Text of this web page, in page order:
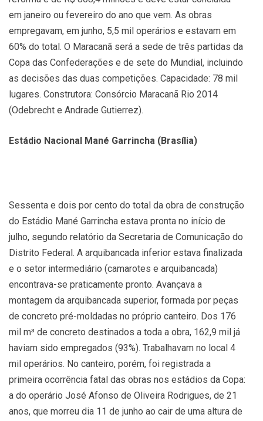
em janeiro ou fevereiro do ano que vem. As obras
empregavam, em junho, 5,5 mil operários e estavam em
60% do total. O Maracanã será a sede de três partidas da
Copa das Confederações e de sete do Mundial, incluindo
as decisões das duas competições. Capacidade: 78 mil
lugares. Construtora: Consórcio Maracanã Rio 2014
(Odebrecht e Andrade Gutierrez).
Estádio Nacional Mané Garrincha (Brasília)
Sessenta e dois por cento do total da obra de construção
do Estádio Mané Garrincha estava pronta no início de
julho, segundo relatório da Secretaria de Comunicação do
Distrito Federal. A arquibancada inferior estava finalizada
e o setor intermediário (camarotes e arquibancada)
encontrava-se praticamente pronto. Avançava a
montagem da arquibancada superior, formada por peças
de concreto pré-moldadas no próprio canteiro. Dos 176
mil m³ de concreto destinados a toda a obra, 162,9 mil já
haviam sido empregados (93%). Trabalhavam no local 4
mil operários. No canteiro, porém, foi registrada a
primeira ocorrência fatal das obras nos estádios da Copa:
a do operário José Afonso de Oliveira Rodrigues, de 21
anos, que morreu dia 11 de junho ao cair de uma altura de